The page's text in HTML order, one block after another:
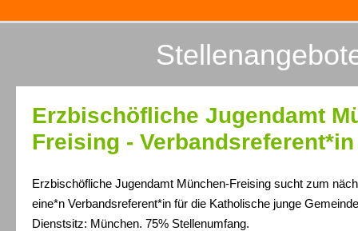
Erzbischöfliche Jugendamt
Freising -
Erzbischöfliche Jugendamt München-Freising sucht zum
eine*n Verbandsreferent*in für die Katholische junge
Dienstsitz: München. 75% Stellenumfang.